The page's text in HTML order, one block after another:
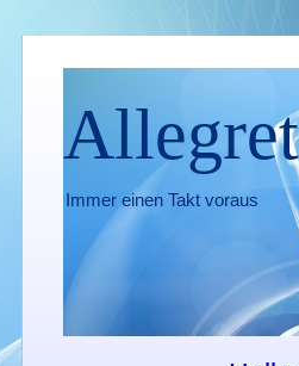
Immer einen Takt voraus